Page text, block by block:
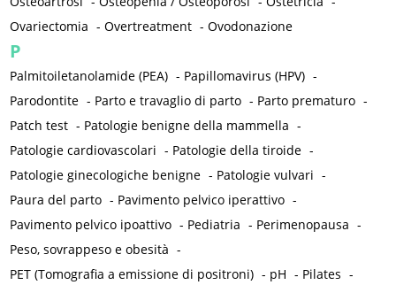
Ovariectomia -Overtreatment -Ovodonazione
P
Palmitoiletanolamide (PEA) - Papillomavirus (HPV) -
Parodontite - Parto e travaglio di parto - Parto prematuro -
Patch test - Patologie benigne della mammella -
Patologie cardiovascolari - Patologie della tiroide -
Patologie ginecologiche benigne - Patologie vulvari -
Paura del parto - Pavimento pelvico iperattivo -
Pavimento pelvico ipoattivo - Pediatria - Perimenopausa -
Peso, sovrappeso e obesità -
PET (Tomografia a emissione di positroni) - pH - Pilates -